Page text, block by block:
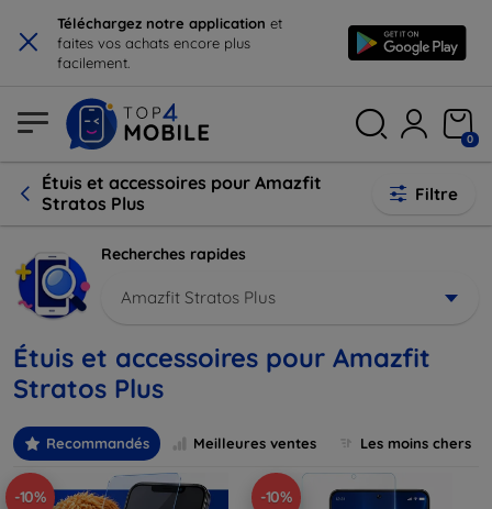
× Téléchargez notre application et
faites vos achats encore plus
facilement.
0
Étuis et accessoires pour Amazfit
Stratos Plus
Filtre
Recherches rapides
Amazfit Stratos Plus
Étuis et accessoires pour Amazfit
Stratos Plus
Recommandés Meilleures ventes Les moins chers
-10% -10%